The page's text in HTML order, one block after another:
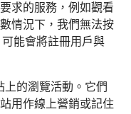
求的服務，例如觀看
情況下，我們無法按
能會將註冊用戶與
的瀏覽活動。它們
用作線上營銷或記住